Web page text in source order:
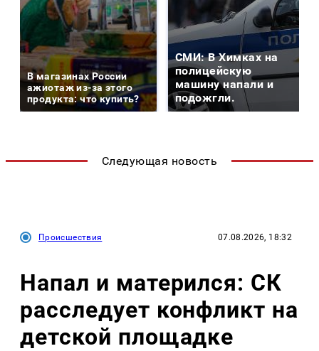
В магазинах России
ажиотаж из-за этого
продукта: что купить?
СМИ: В Химках на
полицейскую
машину напали и
подожгли.
Следующая новость
Происшествия 07.08.2026, 18:32
Напал и матерился: СК
расследует конфликт на
детской площадке